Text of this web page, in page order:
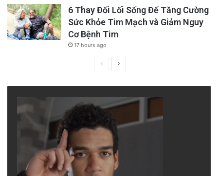
6 Thay Đổi Lối Sống Để Tăng Cường
Sức Khỏe Tim Mạch và Giảm Nguy
Cơ Bệnh Tim
17 hours ago
PreviousNext